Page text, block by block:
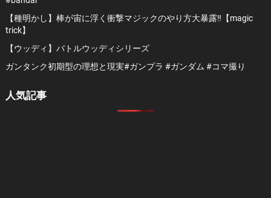
【種明かし】棒が宙に浮く衝撃マジックのやり方大暴露‼️【magic
trick】
【ウッディ】バトルウッディシリーズ
ガンタンク初期型の理想と現実#ガンプラ #ガンダム #コマ撮り
人気記事